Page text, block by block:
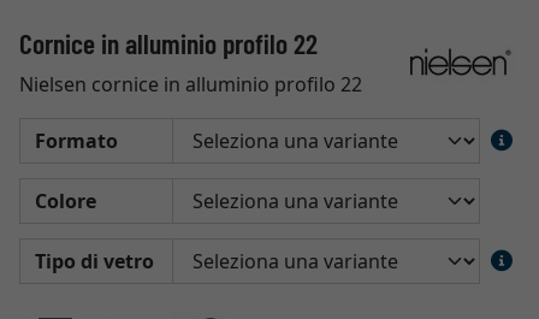
Cornice in alluminio profilo 22
Nielsen cornice in alluminio profilo 22
Formato
Colore
Tipo di vetro